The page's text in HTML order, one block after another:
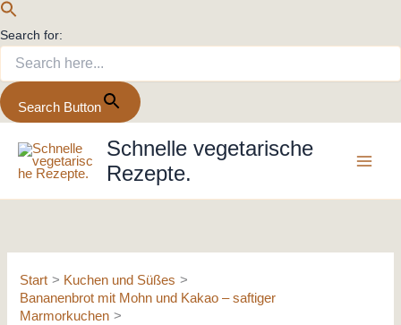
Search for:
Search Button
Inhalt
springen
Schnelle vegetarische
Rezepte.
Start
Kuchen und Süßes
Bananenbrot mit Mohn und Kakao – saftiger
Marmorkuchen